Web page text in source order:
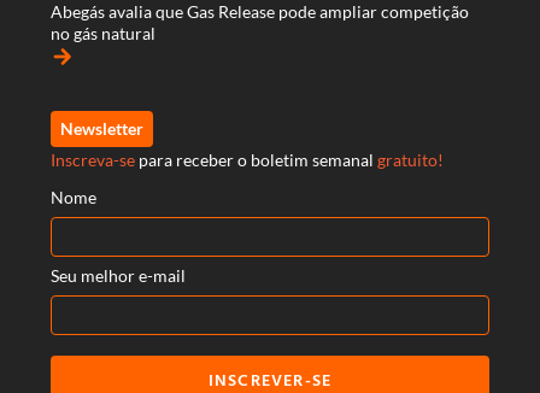
Abegás avalia que Gas Release pode ampliar competição
no gás natural
arrow_forward
Newsletter
Inscreva-se para receber o boletim semanal gratuito!
Nome
Seu melhor e-mail
INSCREVER-SE